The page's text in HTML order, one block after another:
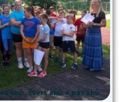
čtvrťáků a páťáků